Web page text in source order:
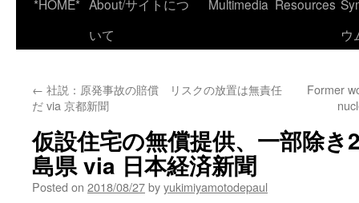
*HOME* About/サイトにつ
いて
Multimedia Resources
ウ
← 社説：原発事故の賠償 リスクの放置は無責任
だ via 京都新聞
Former
仮設住宅の無償提供、一部除
島県 via 日本経済新聞
Posted on 2018/08/27byyukimiyamotodepaul